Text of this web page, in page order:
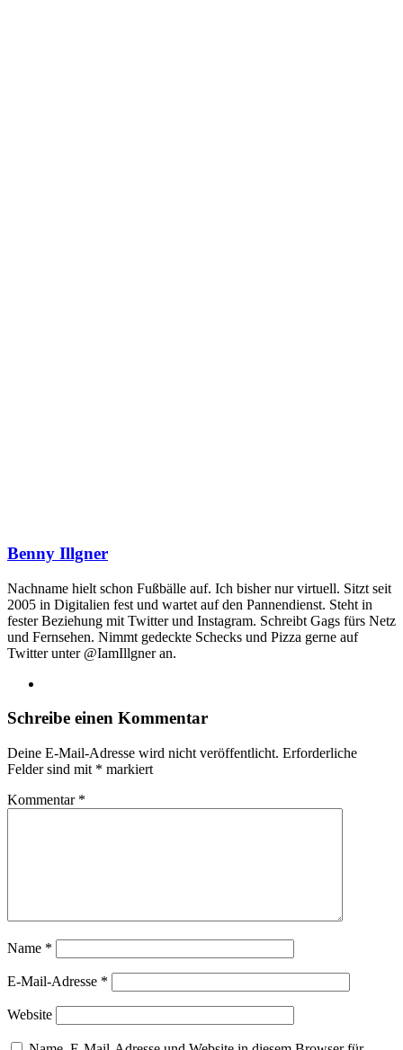
Benny Illgner
Nachname hielt schon Fußbälle auf. Ich bisher nur virtuell. Sitzt seit
2005 in Digitalien fest und wartet auf den Pannendienst. Steht in
fester Beziehung mit Twitter und Instagram. Schreibt Gags fürs Netz
und Fernsehen. Nimmt gedeckte Schecks und Pizza gerne auf
Twitter unter @IamIllgner an.
Schreibe einen Kommentar
Deine E-Mail-Adresse wird nicht veröffentlicht. Erforderliche
Felder sind mit * markiert
Kommentar *
Name *
E-Mail-Adresse *
Website